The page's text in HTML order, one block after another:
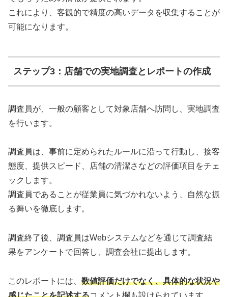
これにより、客観的で精度の高いデータを収集することが
可能になります。
ステップ3：店舗での実地調査とレポートの作成
調査員が、一般の顧客として対象店舗へ訪問し、実地調査
を行います。
調査員は、事前に定められたルールに沿って行動し、接客
態度、提供スピード、店舗の清潔さなどの評価項目をチェ
ックします。
調査員であることが従業員に気づかれないよう、自然な振
る舞いを徹底します。
調査終了後、調査員はWebシステムなどを通じて調査結
果をアンケートで回答し、調査会社に提出します。
このレポートには、 数値評価だけでなく、具体的な状況や
感じたことを記述するコメント欄も設けられています。